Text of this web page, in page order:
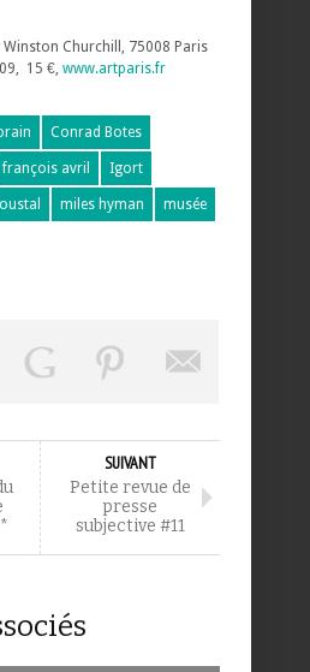
Winston Churchill, 75008 Paris
15 €, www.artparis.fr
Conrad Botes
françois avril Igort
miles hyman musée
SUIVANT
Petite revue de
presse
subjective #11